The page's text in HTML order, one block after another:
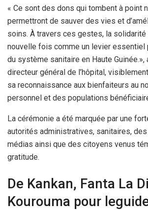
« Ce sont des dons qui tombent à point
permettront de sauver des vies et
soins. À travers ces gestes, la solidarité
nouvelle fois comme un levier essentiel
du système sanitaire en Haute Guinée.»,
directeur général de l’hôpital,
sa reconnaissance aux bienfaiteurs au
personnel et des populations
La cérémonie a été marquée par une
autorités administratives, sanitaires,
médias ainsi que des citoyens venus
gratitude.
De Kankan, Fanta La
Kourouma pour